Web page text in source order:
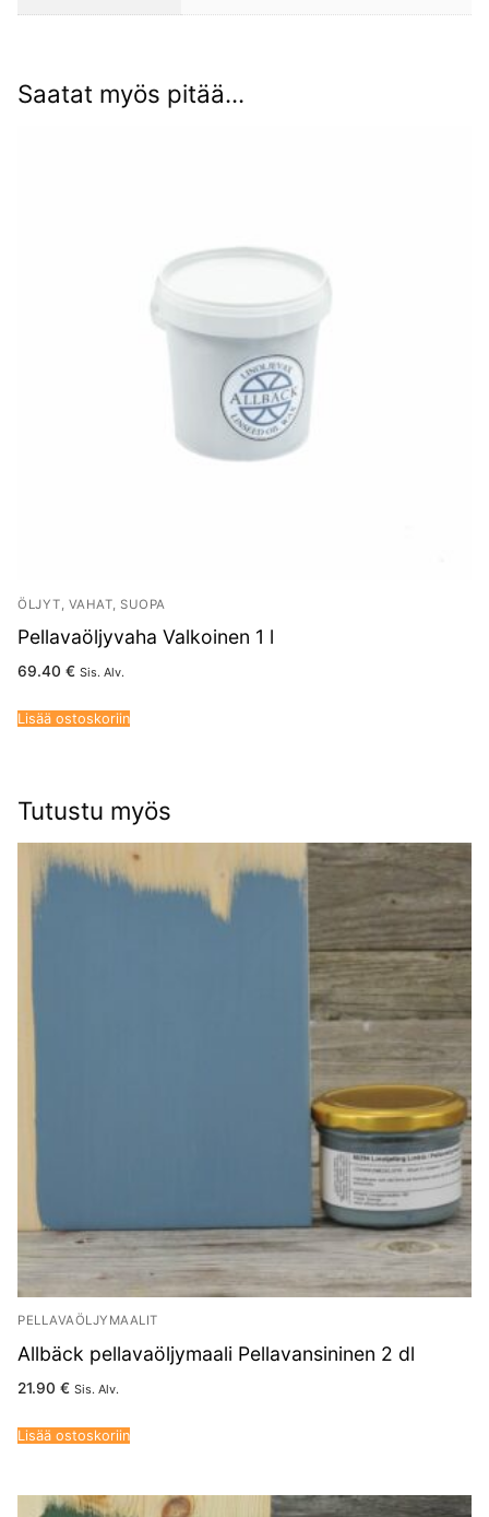
Saatat myös pitää...
ÖLJYT, VAHAT, SUOPA
Pellavaöljyvaha Valkoinen 1 l
69.40 € Sis. Alv.
Lisää ostoskoriin
Tutustu myös
PELLAVAÖLJYMAALIT
Allbäck pellavaöljymaali Pellavansininen 2 dl
21.90 € Sis. Alv.
Lisää ostoskoriin